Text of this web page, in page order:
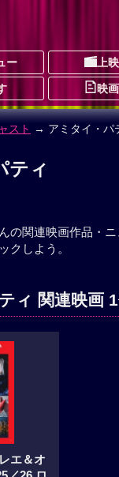
ー 上
映
スト → アミタイ・パ
ティ
の関連映画作品・
クしよう。
ィ 関連映画
エ＆オ